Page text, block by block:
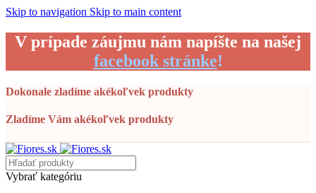
Skip to navigation Skip to main content
V prípade záujmu nám napíšte na našej
facebook stránke!
Dokonale zladíme akékoľvek produkty
Zladíme Vám akékoľvek produkty
Vybrať kategóriu